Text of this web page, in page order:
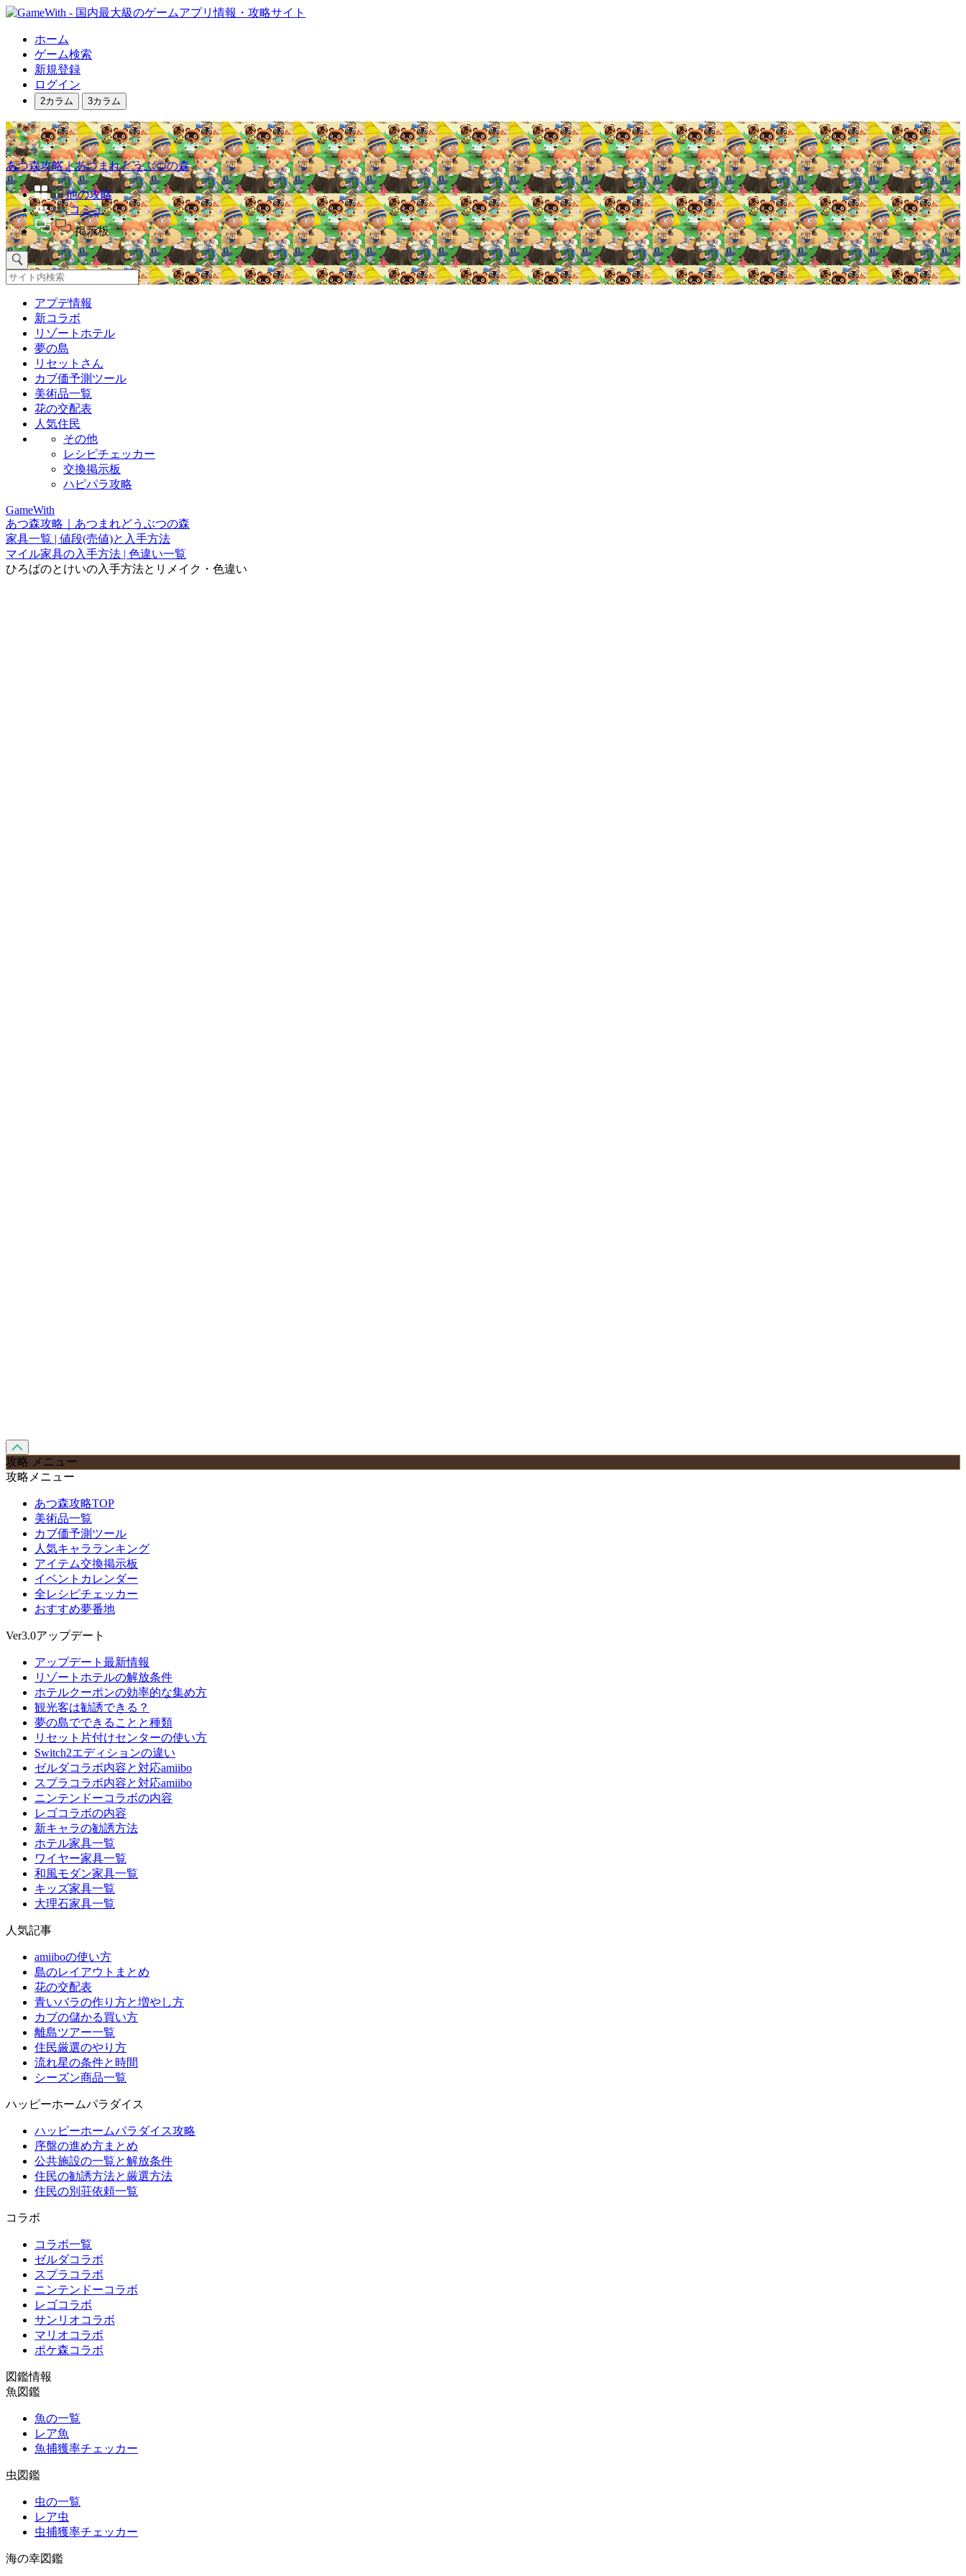
ホーム
ゲーム検索
新規登録
ログイン
2カラム 3カラム
あつ森攻略｜あつまれどうぶつの森
他の攻略
コミュ
掲示板
アプデ情報
新コラボ
リゾートホテル
夢の島
リセットさん
カブ価予測ツール
美術品一覧
花の交配表
人気住民
その他
レシピチェッカー
交換掲示板
ハピパラ攻略
GameWith
あつ森攻略｜あつまれどうぶつの森
家具一覧 | 値段(売値)と入手方法
マイル家具の入手方法 | 色違い一覧
ひろばのとけいの入手方法とリメイク・色違い
攻略 メニュー
攻略メニュー
あつ森攻略TOP
美術品一覧
カブ価予測ツール
人気キャラランキング
アイテム交換掲示板
イベントカレンダー
全レシピチェッカー
おすすめ夢番地
Ver3.0アップデート
アップデート最新情報
リゾートホテルの解放条件
ホテルクーポンの効率的な集め方
観光客は勧誘できる？
夢の島でできることと種類
リセット片付けセンターの使い方
Switch2エディションの違い
ゼルダコラボ内容と対応amiibo
スプラコラボ内容と対応amiibo
ニンテンドーコラボの内容
レゴコラボの内容
新キャラの勧誘方法
ホテル家具一覧
ワイヤー家具一覧
和風モダン家具一覧
キッズ家具一覧
大理石家具一覧
人気記事
amiiboの使い方
島のレイアウトまとめ
花の交配表
青いバラの作り方と増やし方
カブの儲かる買い方
離島ツアー一覧
住民厳選のやり方
流れ星の条件と時間
シーズン商品一覧
ハッピーホームパラダイス
ハッピーホームパラダイス攻略
序盤の進め方まとめ
公共施設の一覧と解放条件
住民の勧誘方法と厳選方法
住民の別荘依頼一覧
コラボ
コラボ一覧
ゼルダコラボ
スプラコラボ
ニンテンドーコラボ
レゴコラボ
サンリオコラボ
マリオコラボ
ポケ森コラボ
図鑑情報
魚図鑑
魚の一覧
レア魚
魚捕獲率チェッカー
虫図鑑
虫の一覧
レア虫
虫捕獲率チェッカー
海の幸図鑑